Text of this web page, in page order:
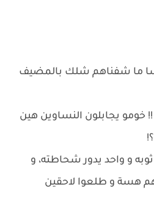
لسا ما شفناهم شلك بالمضيف
خومو يجابلون النساوين هين
و واحد يدور شحاطته، و
هسة و طلعوا لاحقين